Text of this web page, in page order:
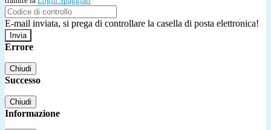
E-mail inviata, si prega di controllare la casella di posta elettronica!
Errore
Chiudi
Successo
Chiudi
Informazione